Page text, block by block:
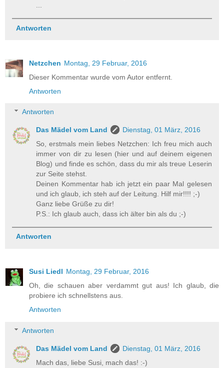
...
Antworten
Netzchen Montag, 29 Februar, 2016
Dieser Kommentar wurde vom Autor entfernt.
Antworten
Antworten
Das Mädel vom Land
Dienstag, 01 März, 2016
So, erstmals mein liebes Netzchen: Ich freu mich auch
immer von dir zu lesen (hier und auf deinem eigenen
Blog) und finde es schön, dass du mir als treue Leserin
zur Seite stehst.
Deinen Kommentar hab ich jetzt ein paar Mal gelesen
und ich glaub, ich steh auf der Leitung. Hilf mir!!!! ;-)
Ganz liebe Grüße zu dir!
P.S.: Ich glaub auch, dass ich älter bin als du ;-)
Antworten
Susi Liedl Montag, 29 Februar, 2016
Oh, die schauen aber verdammt gut aus! Ich glaub, die
probiere ich schnellstens aus.
Antworten
Antworten
Das Mädel vom Land
Dienstag, 01 März, 2016
Mach das, liebe Susi, mach das! :-)